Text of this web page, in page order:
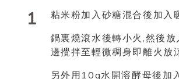
1 粘米粉加入砂糖混合後加入
鍋裏燒滾水後轉小火 ,然後放
邊攪拌至輕微稠身即離火放
另外用 10g水開溶酵母後加